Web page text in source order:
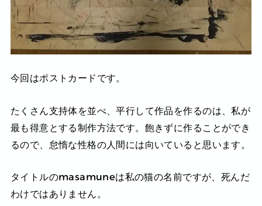
今回はポストカードです。
たくさん支持体を並べ、平行して作品を作るのは、私が
最も得意とする制作方法です。飽きずに作ることができ
るので、怠惰な性格の人間には向いていると思います。
タイトルのmasamuneは私の猫の名前ですが、死んだ
わけではありません。